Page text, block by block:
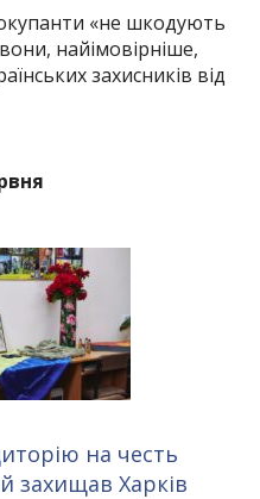
«не шкодують
найімовірніше,
захисників від
на честь
захищав Харків